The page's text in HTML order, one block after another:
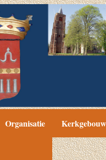
Organisatie Kerkgebouw